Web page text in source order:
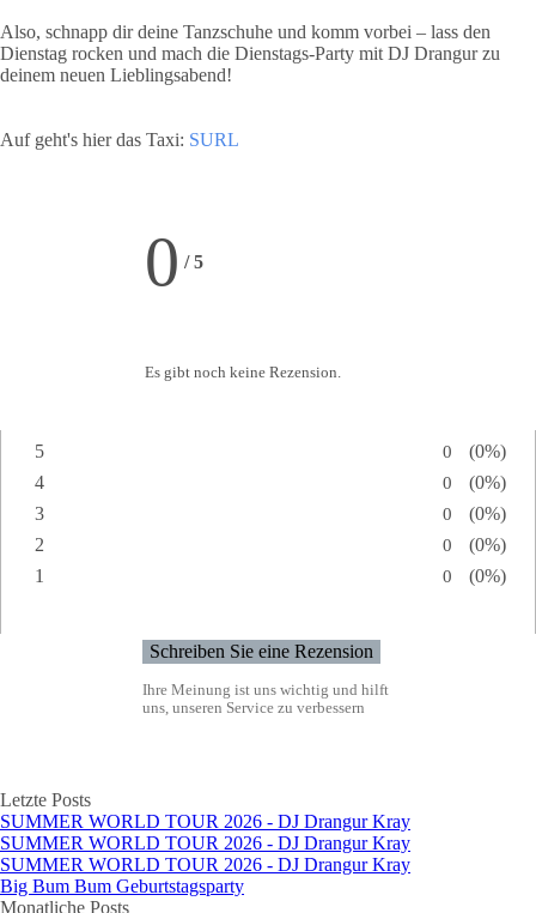
Also, schnapp dir deine Tanzschuhe und komm vorbei – lass den
Dienstag rocken und mach die Dienstags-Party mit DJ Drangur zu
deinem neuen Lieblingsabend!
Auf geht's hier das Taxi: SURL
0 /5
Es gibt noch keine Rezension.
5 Anzahl von
0 (0%)
4 Anzahl von
0 (0%)
3 Anzahl von
0 (0%)
2 Anzahl von
0 (0%)
1 Anzahl von
0 (0%)
Ihre Meinung ist uns wichtig und hilft
uns, unseren Service zu verbessern
Block überspringen Letzte Posts
Letzte Posts
SUMMER WORLD TOUR 2026 - DJ Drangur Kray
SUMMER WORLD TOUR 2026 - DJ Drangur Kray
SUMMER WORLD TOUR 2026 - DJ Drangur Kray
Big Bum Bum Geburtstagsparty
Block überspringen Monatliche Posts
Monatliche Posts